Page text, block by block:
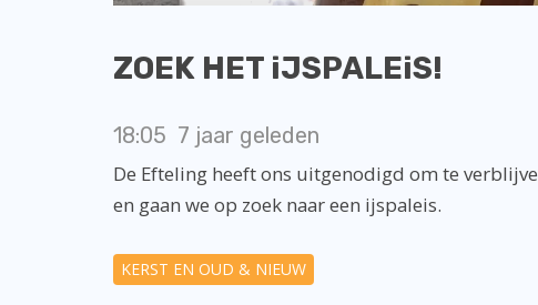
ZOEK HET iJSPALEiS!
18:05 7 jaar geleden
De Efteling heeft ons uitgenodigd om te
en gaan we op zoek naar een ijspaleis.
KERST EN OUD & NIEUW